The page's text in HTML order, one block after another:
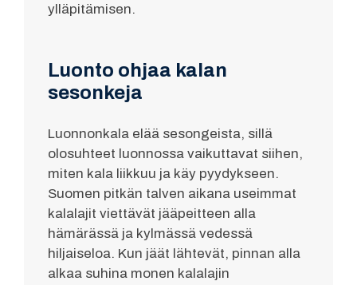
ylläpitämisen.
Luonto ohjaa kalan
sesonkeja
Luonnonkala elää sesongeista, sillä
olosuhteet luonnossa vaikuttavat siihen,
miten kala liikkuu ja käy pyydykseen.
Suomen pitkän talven aikana useimmat
kalalajit viettävät jääpeitteen alla
hämärässä ja kylmässä vedessä
hiljaiseloa. Kun jäät lähtevät, pinnan alla
alkaa suhina monen kalalajin